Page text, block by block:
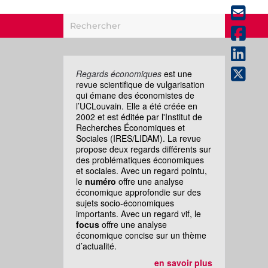
Regards économiques est une
revue scientifique de vulgarisation
qui émane des économistes de
l’UCLouvain. Elle a été créée en
2002 et est éditée par l'Institut de
Recherches Économiques et
Sociales (IRES/LIDAM). La revue
propose deux regards différents sur
des problématiques économiques
et sociales. Avec un regard pointu,
le numéro offre une analyse
économique approfondie sur des
sujets socio-économiques
importants. Avec un regard vif, le
focus offre une analyse
économique concise sur un thème
d’actualité.
en savoir plus